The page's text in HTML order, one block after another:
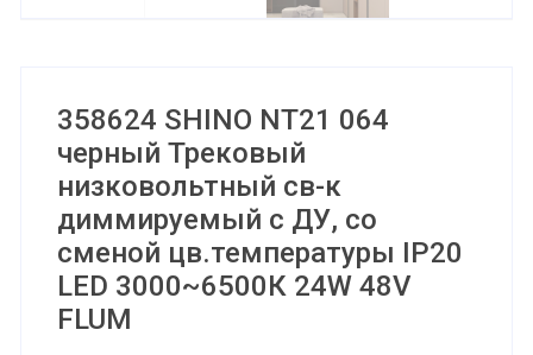
358624 SHINO NT21 064
черный Трековый
низковольтный св-к
диммируемый с ДУ, со
сменой цв.температуры IP20
LED 3000~6500К 24W 48V
FLUM